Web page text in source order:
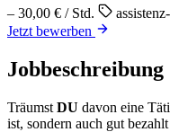
– 30,00 € / Std.
Jetzt bewerben
Jobbeschreibung
Träumst DU davon eine
ist, sondern auch gut